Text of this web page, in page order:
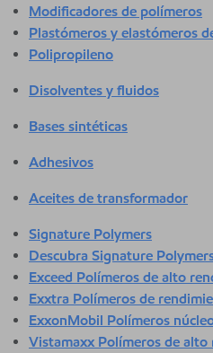
Modificadores de polímeros
Plastómeros y elastómeros
Polipropileno
Disolventes y fluidos
Bases sintéticas
Adhesivos
Aceites de transformador
Signature Polymers
Descubra Signature
Exceed Polímeros de alto
Exxtra Polímeros de
ExxonMobil Polímeros
Vistamaxx Polímeros de